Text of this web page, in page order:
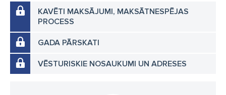
KAVĒTI MAKSĀJUMI, MAKSĀTNESPĒJAS
PROCESS
GADA PĀRSKATI
VĒSTURISKIE NOSAUKUMI UN ADRESES